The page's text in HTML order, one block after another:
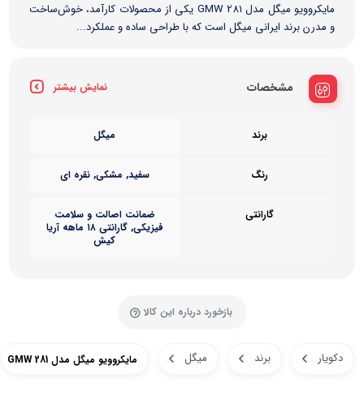
مایکروویو میگل مدل GMW 281 یکی از محصولات کارآمد، خوش‌ساخت
و مدرن برند ایرانی میگل است که با طراحی ساده و عملکرد...
مشخصات نمایش بیشتر
برند میگل
رنگ سفید, مشکی, نقره ای
گارانتی
ضمانت اصالت و سلامت
فیزیکی, گارانتی ۱۸ ماهه آریا
کیش
بازخورد درباره این کالا
دکویار برند میگل مایکروویو میگل مدل GMW 281